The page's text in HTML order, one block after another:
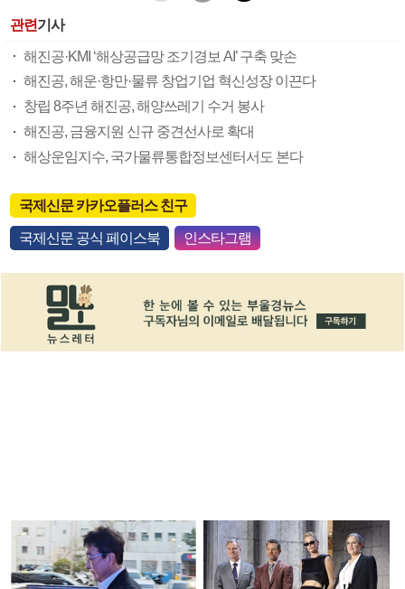
관련기사
해진공·KMI ‘해상공급망 조기경보 AI’ 구축 맞손
해진공, 해운·항만·물류 창업기업 혁신성장 이끈다
창립 8주년 해진공, 해양쓰레기 수거 봉사
해진공, 금융지원 신규 중견선사로 확대
해상운임지수, 국가물류통합정보센터서도 본다
국제신문 카카오플러스 친구
국제신문 공식 페이스북 인스타그램